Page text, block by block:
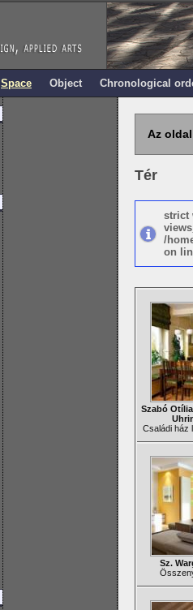
Space Object Chronological
Az
Tér
strict
/
on
Szabó
Családi ház
Sz.